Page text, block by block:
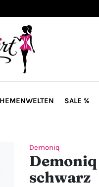
SALE %
Demoniq
schwarz